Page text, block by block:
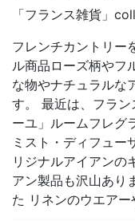
「フランス雑貨」
フレンチカントリー
ル商品ローズ柄やフ
な物やナチュラルな
す。 最近は、フラン
ーユ」ルームフレグ
ミスト・ディフュ
リジナルアイアンの
アン製品も沢山あり
た リネンのウエアー